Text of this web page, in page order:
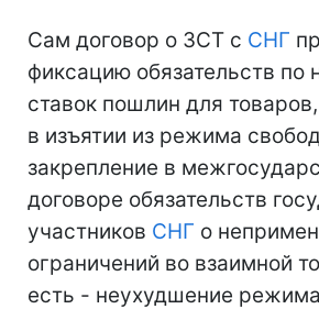
Сам договор о ЗСТ с СНГ
фиксацию обязательств по
ставок пошлин для
в изъятии из режима
закрепление в
договоре обязательств
участников СНГ о
ограничений во взаимной
есть - неухудшение